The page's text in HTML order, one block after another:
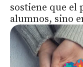
sostiene que el
alumnos, sino